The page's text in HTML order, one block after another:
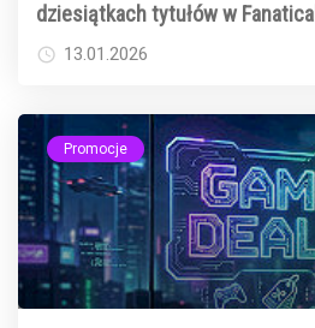
dziesiątkach tytułów w Fanatical
13.01.2026
Promocje